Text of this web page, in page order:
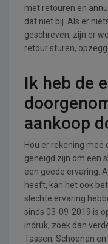
met retouren en
dat niet bij. Als er
geschreven, zijn er
retour sturen,
Ik heb de
aankoop
Hou er rekening
geneigd zijn om een
een goede ervaring.
heeft, kan het ook
slechte ervaring
sinds 03-09-2019 is
indruk, zoek dan
Tassen, Schoenen